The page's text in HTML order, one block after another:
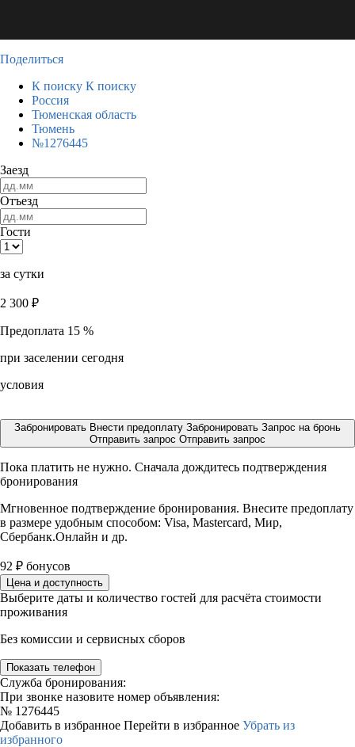
Поделиться
К поиску К поиску
Россия
Тюменская область
Тюмень
№1276445
Заезд
Отъезд
Гости
за сутки
2 300 ₽
Предоплата 15 %
при заселении сегодня
условия
Забронировать Внести предоплату Забронировать Запрос на бронь
Отправить запрос Отправить запрос
Пока платить не нужно. Сначала дождитесь подтверждения
бронирования
Мгновенное подтверждение бронирования. Внесите предоплату
в размере удобным способом: Visa, Mastercard, Мир,
Сбербанк.Онлайн и др.
92 ₽ бонусов
Цена и доступность
Выберите даты и количество гостей для расчёта стоимости
проживания
Без комиссии и сервисных сборов
Показать телефон
Служба бронирования:
При звонке назовите номер объявления:
№ 1276445
Добавить в избранное Перейти в избранное Убрать из
избранного